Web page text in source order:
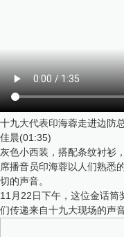
十九大代表印海蓉走进边防
佳晨(01:35)
灰色小西装，搭配条纹衬衫
席播音员印海蓉以人们熟悉
切的声音。
11月22日下午，这位金话筒
们传递来自十九大现场的声音